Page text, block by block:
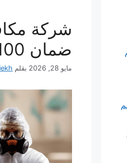
ضمان 100% الحماية الكاملة لمنزلك
مايو 28, 2026 بقلم